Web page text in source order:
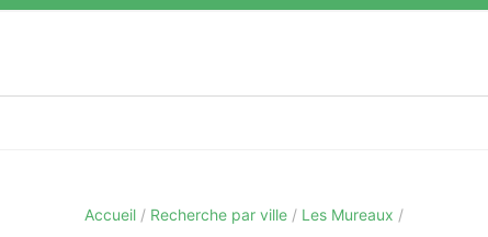
Accueil Recherche par ville Les Mureaux